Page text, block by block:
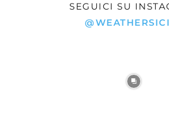
SEGUICI SU